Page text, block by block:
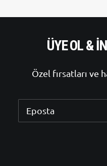
ÜYE OL &
Özel fırsatları ve